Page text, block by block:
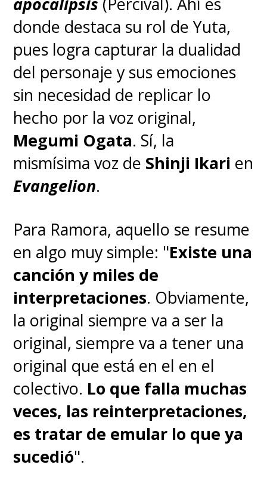
donde destaca su rol de Yuta,
pues logra capturar la dualidad
del personaje y sus emociones
sin necesidad de replicar lo
hecho por la voz original,
Megumi Ogata. Sí, la
mismísima voz de Shinji Ikari en
Evangelion.
Para Ramora, aquello se resume
en algo muy simple: "Existe una
canción y miles de
interpretaciones. Obviamente,
la original siempre va a ser la
original, siempre va a tener una
original que está en el en el
colectivo. Lo que falla muchas
veces, las reinterpretaciones,
es tratar de emular lo que ya
sucedió".